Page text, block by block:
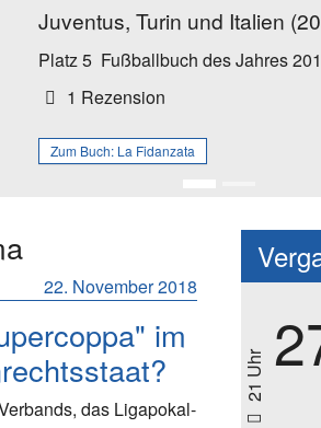
Juventus, Turin und Italien
Platz 5 Fußballbuch des Jahres
1 Rezension
Zum Buch: La Fidanzata
22. November 2018
im
das Ligapokal-
21 Uhr